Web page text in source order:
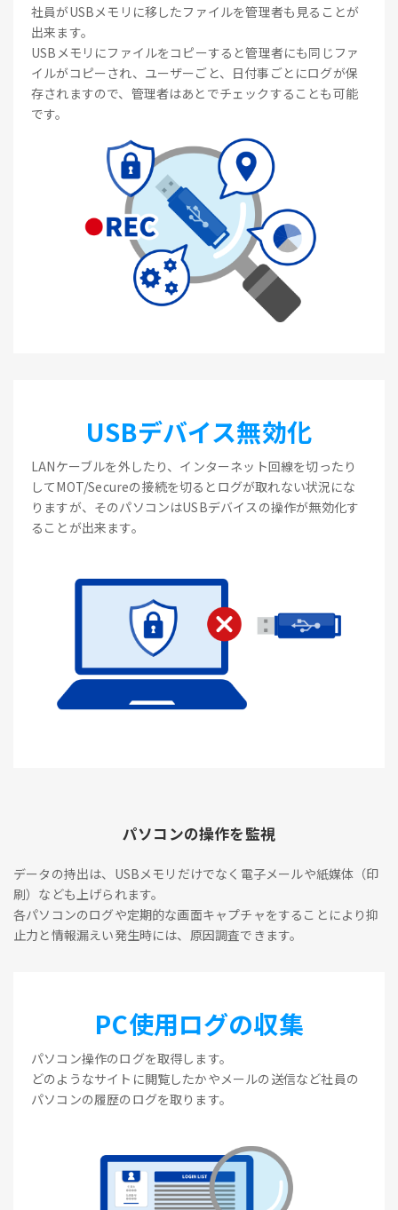
社員がUSBメモリに移したファイルを管理者も見ることが
出来ます。
USBメモリにファイルをコピーすると管理者にも同じファ
イルがコピーされ、ユーザーごと、日付事ごとにログが保
存されますので、管理者はあとでチェックすることも可能
です。
USBデバイス無効化
LANケーブルを外したり、インターネット回線を切ったり
してMOT/Secureの接続を切るとログが取れない状況にな
りますが、そのパソコンはUSBデバイスの操作が無効化す
ることが出来ます。
パソコンの操作を監視
データの持出は、USBメモリだけでなく電子メールや紙媒体（印
刷）なども上げられます。
各パソコンのログや定期的な画面キャプチャをすることにより抑
止力と情報漏えい発生時には、原因調査できます。
PC使用ログの収集
パソコン操作のログを取得します。
どのようなサイトに閲覧したかやメールの送信など社員の
パソコンの履歴のログを取ります。